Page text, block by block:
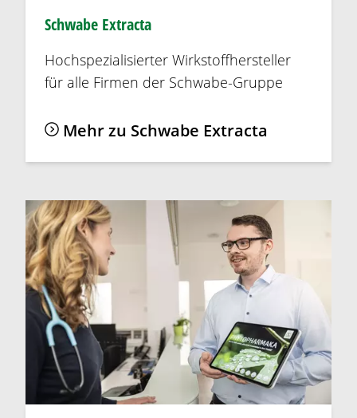
Schwabe Extracta
Hochspezialisierter Wirkstoffhersteller
für alle Firmen der Schwabe-Gruppe
Mehr zu Schwabe Extracta